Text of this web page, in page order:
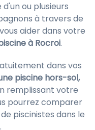
ou plusieurs
à travers de
aider dans votre
à Rocroi.
dans vos
piscine hors-sol,
remplissant votre
pourrez comparer
piscinistes dans le